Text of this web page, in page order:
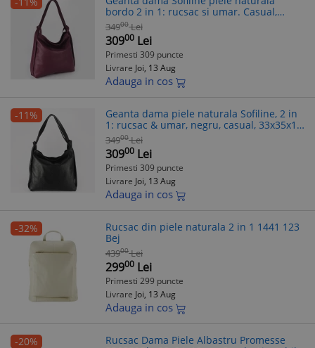
bordo 2 in 1: rucsac si umar. Casual,
compartimente multiple, fermoar,
fabricata in Italia
34900 Lei
30900 Lei
Primesti 309 puncte
Livrare Joi, 13 Aug
Adauga in cos
-11%
Geanta dama piele naturala Sofiline, 2 in
1: rucsac & umar, negru, casual, 33x35x10
cm
34900 Lei
30900 Lei
Primesti 309 puncte
Livrare Joi, 13 Aug
Adauga in cos
-32%
Rucsac din piele naturala 2 in 1 1441 123
Bej
43900 Lei
29900 Lei
Primesti 299 puncte
Livrare Joi, 13 Aug
Adauga in cos
-20%
Rucsac Dama Piele Albastru Promesse